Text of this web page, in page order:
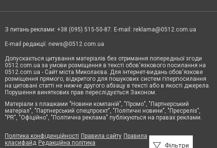
Фільтри
З питань реклами: +38 (095) 515-50-87. E-mail: reklama@0512.com.ua
E-mail редакції: news@0512.com.ua
Допускається цитування матеріалів без отримання попередньої згоди
0512.com.ua за умови розміщення в тексті обов'язкового посилання на
0512.com.ua - Сайт міста Миколаєва. Для інтернет-видань обов'язкове
розміщення прямого, відкритого для пошукових систем гіперпосилання
на цитовані статті не нижче другого абзацу в тексті або в якості джерела.
Порушення виняткових прав переслідується Законом.
Матеріали з плашками "Новини компаній", "Промо", "Партнерський
матеріал", "Партнерський спецпроєкт", "Політичні новини", "Пресреліз",
"PR", "Офіційно", "Політична реклама" публікуються на правах реклами.
Політика конфіденційності Правила сайту Правила
класифайд Редакційна політика